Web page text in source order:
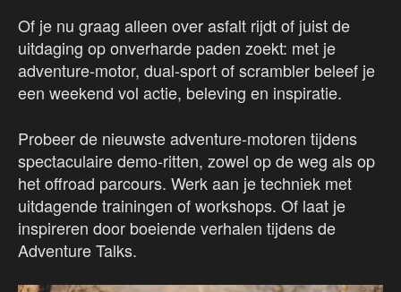
Of je nu graag alleen over asfalt rijdt of juist de
uitdaging op onverharde paden zoekt: met je
adventure-motor, dual-sport of scrambler beleef je
een weekend vol actie, beleving en inspiratie.
Probeer de nieuwste adventure-motoren tijdens
spectaculaire demo-ritten, zowel op de weg als op
het offroad parcours. Werk aan je techniek met
uitdagende trainingen of workshops. Of laat je
inspireren door boeiende verhalen tijdens de
Adventure Talks.